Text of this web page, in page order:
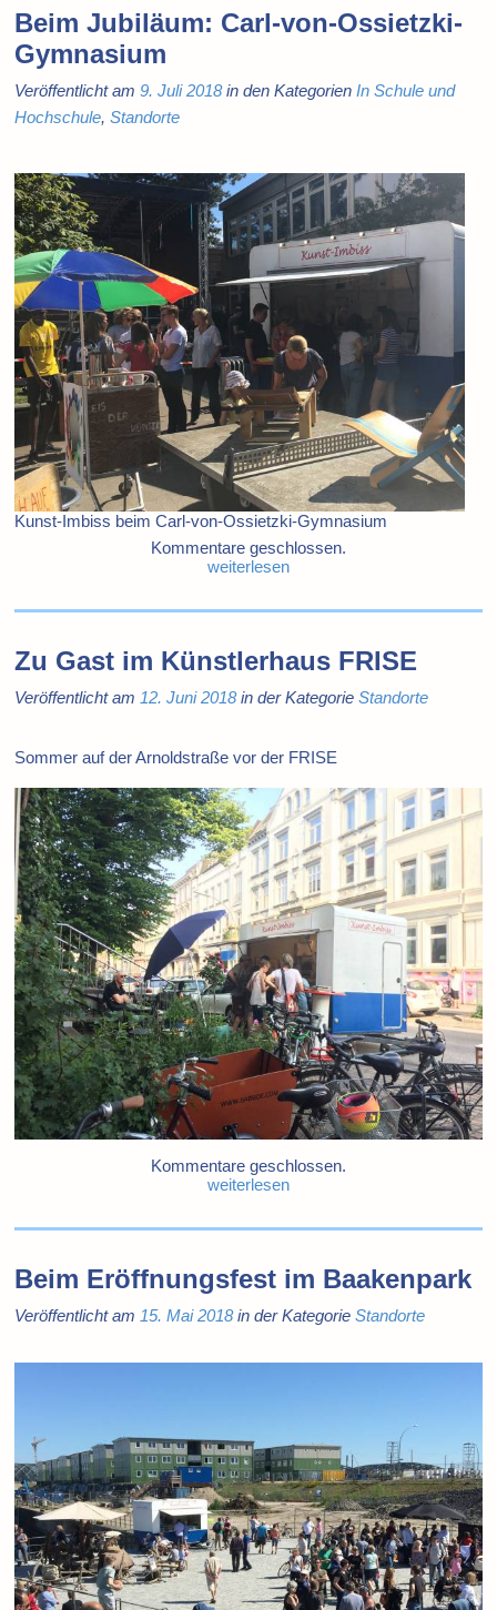
Beim Jubiläum: Carl-von-Ossietzki-
Gymnasium
Veröffentlicht am9. Juli 2018in den KategorienIn Schule und
Hochschule,Standorte
Kunst-Imbiss beim Carl-von-Ossietzki-Gymnasium
Kommentare geschlossen.
weiterlesen
Zu Gast im Künstlerhaus FRISE
Veröffentlicht am12. Juni 2018in der KategorieStandorte
Sommer auf der Arnoldstraße vor der FRISE
Kommentare geschlossen.
weiterlesen
Beim Eröffnungsfest im Baakenpark
Veröffentlicht am 15. Mai 2018in der KategorieStandorte